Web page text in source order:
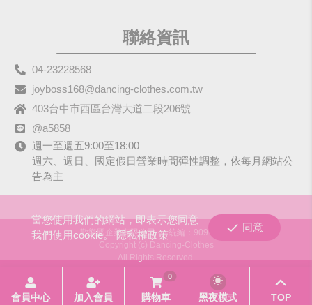
聯絡資訊
04-23228568
joyboss168@dancing-clothes.com.tw
403台中市西區台灣大道二段206號
@a5858
週一至週五9:00至18:00
週六、週日、國定假日營業時間彈性調整，依每月網站公
告為主
歡樂國企業有限公司
統編：90979680
Copyright (c) Dancing-Clothes
All Rights Reserved.
當您使用我們的網站，即表示您同意
我們使用cookie。隱私權政策
同意
會員中心 加入會員
0
購物車 黑夜模式 TOP